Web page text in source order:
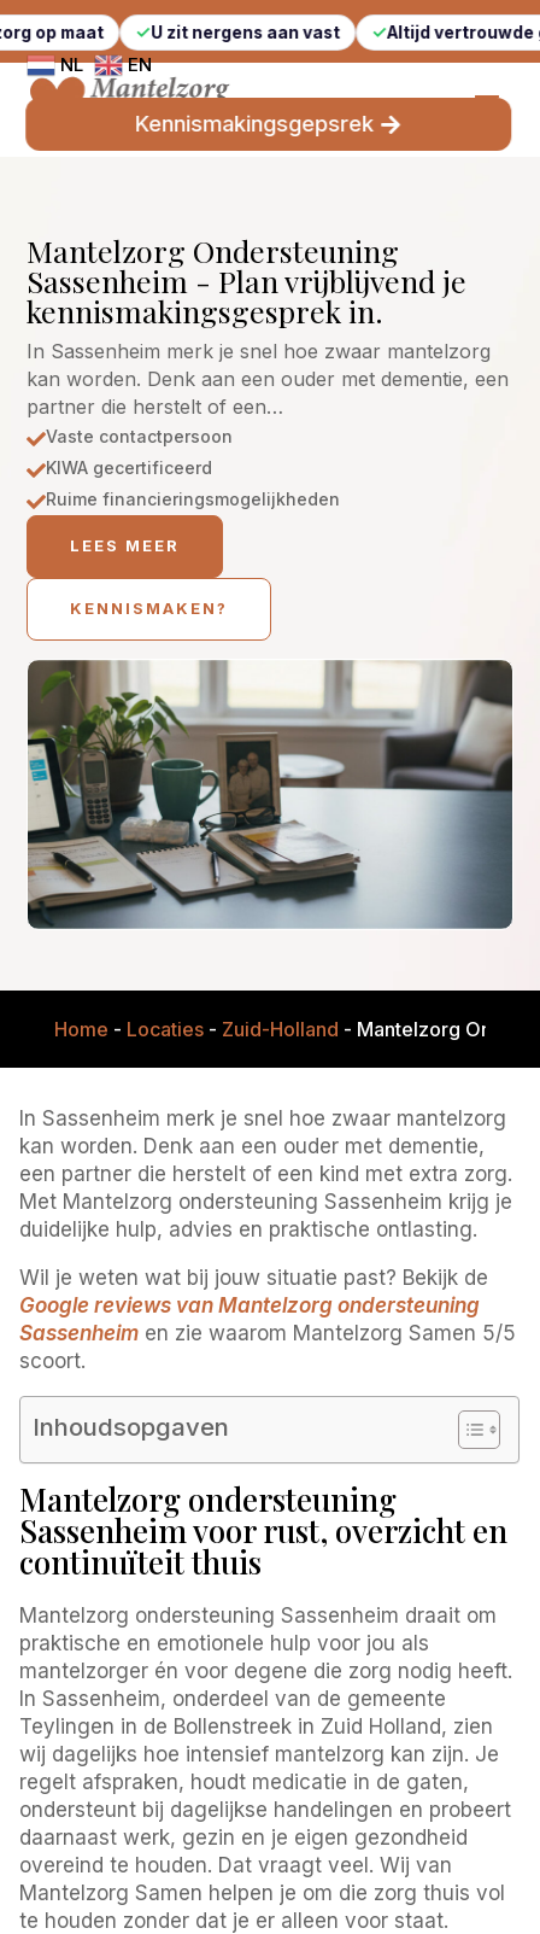
U zit nergens aan vast Altijd vertrouwde gezichten
NL EN
Kennismakingsgepsrek
Mantelzorg Ondersteuning
Sassenheim - Plan vrijblijvend je
kennismakingsgesprek in.
In Sassenheim merk je snel hoe zwaar mantelzorg
kan worden. Denk aan een ouder met dementie, een
partner die herstelt of een…
Vaste contactpersoon
KIWA gecertificeerd
Ruime financieringsmogelijkheden
LEES MEER
KENNISMAKEN?
Home - Locaties- Zuid-Holland - Mantelzorg
In Sassenheim merk je snel hoe zwaar mantelzorg
kan worden. Denk aan een ouder met dementie,
een partner die herstelt of een kind met extra zorg.
Met Mantelzorg ondersteuning Sassenheim krijg je
duidelijke hulp, advies en praktische ontlasting.
Wil je weten wat bij jouw situatie past? Bekijk de
Google reviews van Mantelzorg ondersteuning
Sassenheim en zie waarom Mantelzorg Samen 5/5
scoort.
Inhoudsopgaven
Mantelzorg ondersteuning
Sassenheim voor rust, overzicht en
continuïteit thuis
Mantelzorg ondersteuning Sassenheim draait om
praktische en emotionele hulp voor jou als
mantelzorger én voor degene die zorg nodig heeft.
In Sassenheim, onderdeel van de gemeente
Teylingen in de Bollenstreek in Zuid Holland, zien
wij dagelijks hoe intensief mantelzorg kan zijn. Je
regelt afspraken, houdt medicatie in de gaten,
ondersteunt bij dagelijkse handelingen en probeert
daarnaast werk, gezin en je eigen gezondheid
overeind te houden. Dat vraagt veel. Wij van
Mantelzorg Samen helpen je om die zorg thuis vol
te houden zonder dat je er alleen voor staat.